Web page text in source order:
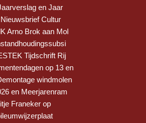
en Jaar
Cultur
Arno Brok aan Mol
Tijdschrift Rij
op 13 en
windmolen
en Meerjarenram
Franeker op